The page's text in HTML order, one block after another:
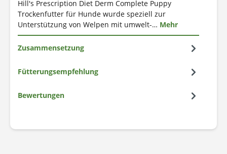
Hill's Prescription Diet Derm Complete Puppy
Trockenfutter für Hunde wurde speziell zur
Unterstützung von Welpen mit umwelt-… Mehr
Zusammensetzung
Fütterungsempfehlung
Bewertungen